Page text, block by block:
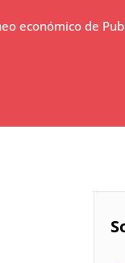
económico de